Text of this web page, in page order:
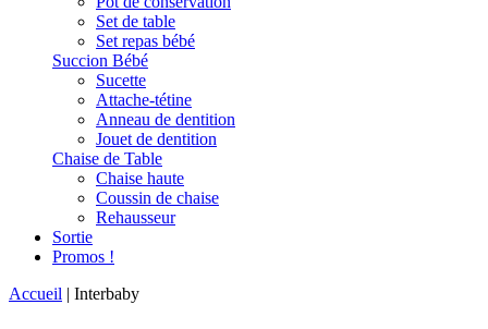
Set de table
Set repas bébé
Succion Bébé
Sucette
Attache-tétine
Anneau de dentition
Jouet de dentition
Chaise de Table
Chaise haute
Coussin de chaise
Rehausseur
Sortie
Promos !
Accueil | Interbaby